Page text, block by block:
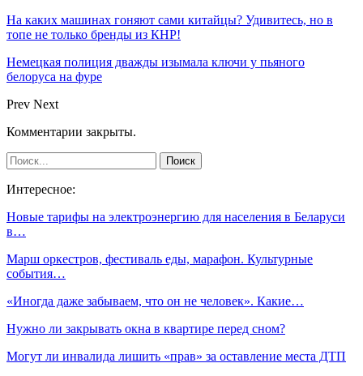
На каких машинах гоняют сами китайцы? Удивитесь, но в
топе не только бренды из КНР!
Немецкая полиция дважды изымала ключи у пьяного
белоруса на фуре
Prev Next
Комментарии закрыты.
Интересное:
Новые тарифы на электроэнергию для населения в Беларуси
в…
Марш оркестров, фестиваль еды, марафон. Культурные
события…
«Иногда даже забываем, что он не человек». Какие…
Нужно ли закрывать окна в квартире перед сном?
Могут ли инвалида лишить «прав» за оставление места ДТП